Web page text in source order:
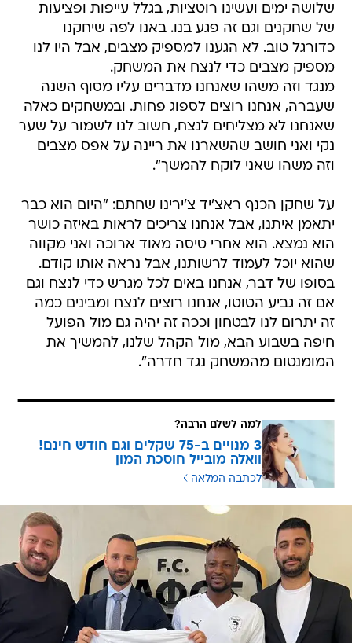
שלושה ימים ועשינו רוטציות, בגלל עייפות ופציעות
של שחקנים וגם זה פגע בנו. באנו לפה שיחקנו
כדורגל טוב. לא הגענו למספיק מצבים, אבל היו לנו
מספיק מצבים כדי לנצח את המשחק.
מנגד וזה משהו שאנחנו מדברים עליו מסוף השנה
שעברה, אנחנו רוצים לספוג פחות. ובמשחקים כאלה
שאנחנו לא מצליחים לנצח, חשוב לנו לשמור על שער
נקי ואני חושב שהשארנו את ריינה על אפס מצבים
וזה משהו שאני לוקח להמשך".
על שחקן הכנף ראצ'יד צ'ירינו שחתם: "היום הוא כבר
יתאמן איתנו, אבל אנחנו צריכים לראות באיזה כושר
הוא נמצא. הוא אחרי טיסה מאוד ארוכה ואני מקווה
שהוא יוכל לעמוד לרשותנו, אבל נראה אותו קודם.
בסופו של דבר, אנחנו באים לכל מגרש כדי לנצח וגם
אם זה גביע הטוטו, אנחנו רוצים לנצח ומבינים כמה
זה יתרום לנו לבטחון וככה זה יהיה גם מול הפועל
חיפה בשבוע הבא, מול הקהל שלנו, להמשיך את
המומנטום מהמשחק נגד חדרה".
למה לשלם הרבה?
3 מנויים ב-75 שקלים וגם חודש חינם!
וואלה מובייל חוסכת המון
לכתבה המלאה